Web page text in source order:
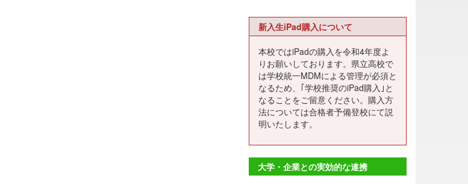
新入生iPad購入について
本校ではiPadの購入を令和4年度よ
りお願いしております。県立高校で
は学校統一MDMによる管理が必須と
なるため、｢学校推奨のiPad購入｣と
なることをご留意ください。購入方
法については合格者予備登校にて説
明いたします。
大学・企業との実効的な連携